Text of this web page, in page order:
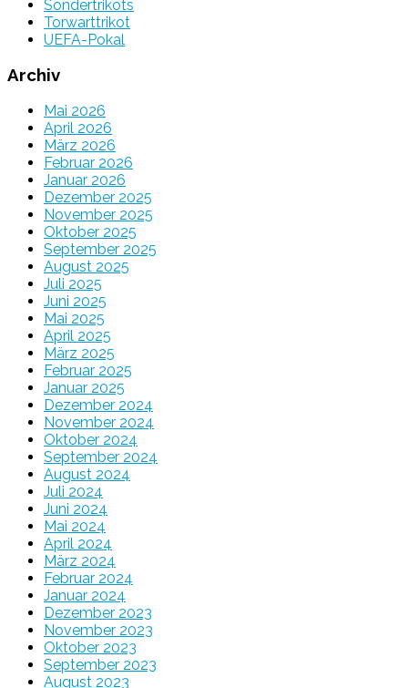
Sondertrikots
Torwarttrikot
UEFA-Pokal
Archiv
Mai 2026
April 2026
März 2026
Februar 2026
Januar 2026
Dezember 2025
November 2025
Oktober 2025
September 2025
August 2025
Juli 2025
Juni 2025
Mai 2025
April 2025
März 2025
Februar 2025
Januar 2025
Dezember 2024
November 2024
Oktober 2024
September 2024
August 2024
Juli 2024
Juni 2024
Mai 2024
April 2024
März 2024
Februar 2024
Januar 2024
Dezember 2023
November 2023
Oktober 2023
September 2023
August 2023